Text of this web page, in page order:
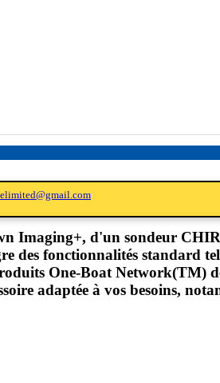
Imaging+, d'un sondeur
des fonctionnalités standard
One-Boat Network(TM)
adaptée à vos besoins,